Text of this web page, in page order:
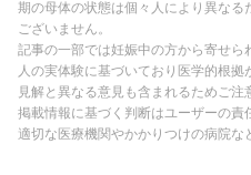
期の母体の状態は個々人により異な
ございません。
記事の一部では妊娠中の方から寄せ
人の実体験に基づいており医学的根
見解と異なる意見も含まれるためご注
掲載情報に基づく判断はユーザーの
適切な医療機関やかかりつけの病院な